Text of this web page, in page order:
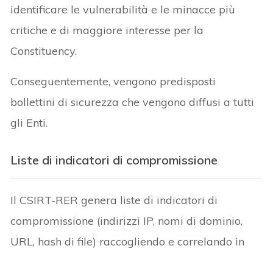
identificare le vulnerabilità e le minacce più
critiche e di maggiore interesse per la
Constituency.
Conseguentemente, vengono predisposti
bollettini di sicurezza che vengono diffusi a tutti
gli Enti.
Liste di indicatori di compromissione
Il CSIRT-RER genera liste di indicatori di
compromissione (indirizzi IP, nomi di dominio,
URL, hash di file) raccogliendo e correlando in